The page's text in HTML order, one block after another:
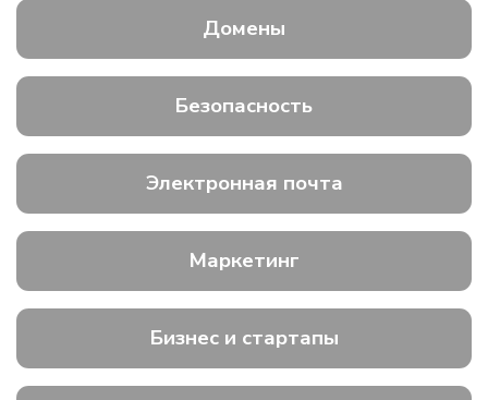
Домены
Безопасность
Электронная почта
Маркетинг
Бизнес и стартапы